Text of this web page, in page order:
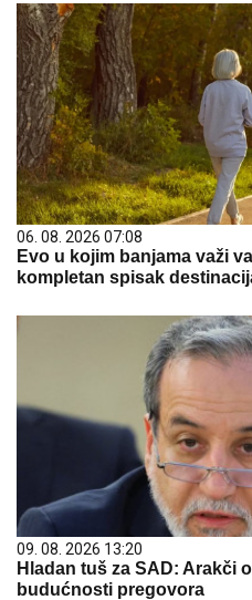
06. 08. 2026 07:08
Evo u kojim banjama važi
kompletan spisak
09. 08. 2026 13:20
Hladan tuš za SAD: Arakči
budućnosti pregovora